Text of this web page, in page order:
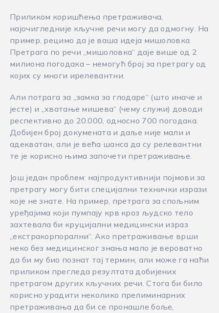
Приликом коришћења претраживача,
најочигледније кључне речи могу да одмогну. На
пример, рецимо да је ваша идеја мишоловка.
Претрага по речи „мишоловка“ даје више од 2
милиона погодака – немогућ број за претрагу од
којих су многи ирелевантни.
Али потрага за „замка за глодаре“ (што иначе и
јесте) и „хватање мишева“ (чему служи) доводи
респективно до 20.000, односно 700 погодака.
Добијен број докумената и даље није мали и
адекватан, али је већа шанса да су релевантни
те је корисно њима започети претраживање.
Још један проблем: најпродуктивнији појмови за
претрагу могу бити специјални технички изрази
које не знате. На пример, претрага за спољним
уређајима који пумпају крв кроз људско тело
захтевала би круцијални медицински израз
„екстракорпорални“. Ако претраживање врши
неко без медицинског знања мало је вероватно
да би му био познат тај термин, али може га наћи
приликом прегледа резултата добијених
претрагом других кључних речи. Стога би било
корисно урадити неколико прелиминарних
претраживања да би се пронашле боље,